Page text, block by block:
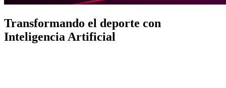
Transformando el deporte con
Inteligencia Artificial